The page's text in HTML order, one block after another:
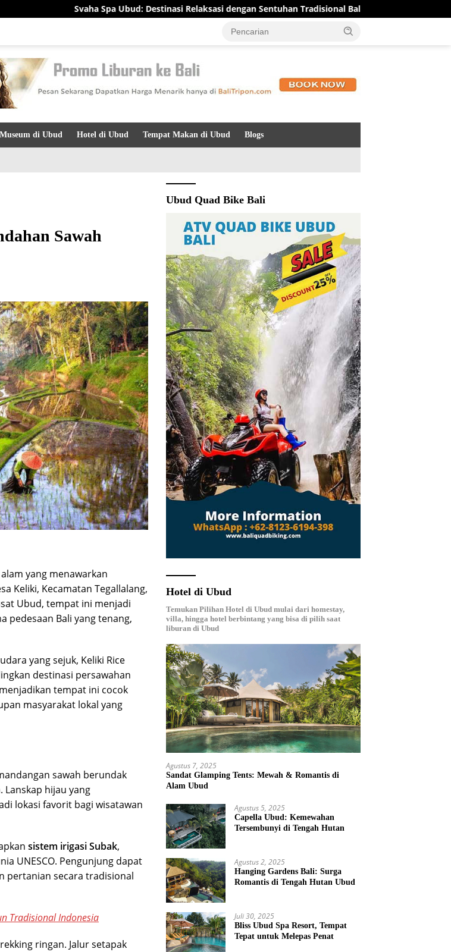
Svaha Spa Ubud: Destinasi Relaksasi dengan Sentuhan Tradisional Bali yang Menenangkan
Museum di Ubud Hotel di Ubud Tempat Makan di Ubud Blogs
Sawah
yang menawarkan
Keliki, Kecamatan Tegallalang,
Ubud, tempat ini menjadi
pedesaan Bali yang tenang,
yang sejuk, Keliki Rice
destinasi persawahan
tempat ini cocok
masyarakat lokal yang
sawah berundak
hijau yang
lokasi favorit bagi wisatawan
sistem irigasi Subak,
UNESCO. Pengunjung dapat
pertanian secara tradisional
Tradisional Indonesia
ringan. Jalur setapak
Ubud Quad Bike Bali
Hotel di Ubud
Temukan Pilihan Hotel di Ubud mulai dari homestay,
villa, hingga hotel berbintang yang bisa di pilih saat
liburan di Ubud
Agustus 7, 2025
Sandat Glamping Tents: Mewah & Romantis di
Alam Ubud
Agustus 5, 2025
Capella Ubud: Kemewahan
Tersembunyi di Tengah Hutan
Agustus 2, 2025
Hanging Gardens Bali: Surga
Romantis di Tengah Hutan Ubud
Juli 30, 2025
Bliss Ubud Spa Resort, Tempat
Tepat untuk Melepas Penat